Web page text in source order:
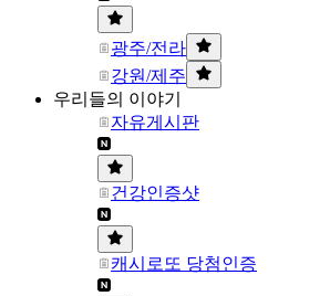
광주/전라
강원/제주
우리들의 이야기
자유게시판
건강인증샷
캐시로또 당첨인증